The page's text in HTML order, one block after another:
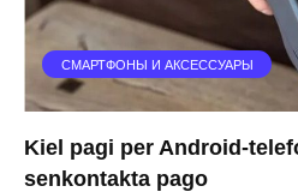
СМАРТФОНЫ И АКСЕССУАРЫ
Kiel pagi per Android-
senkontakta pago